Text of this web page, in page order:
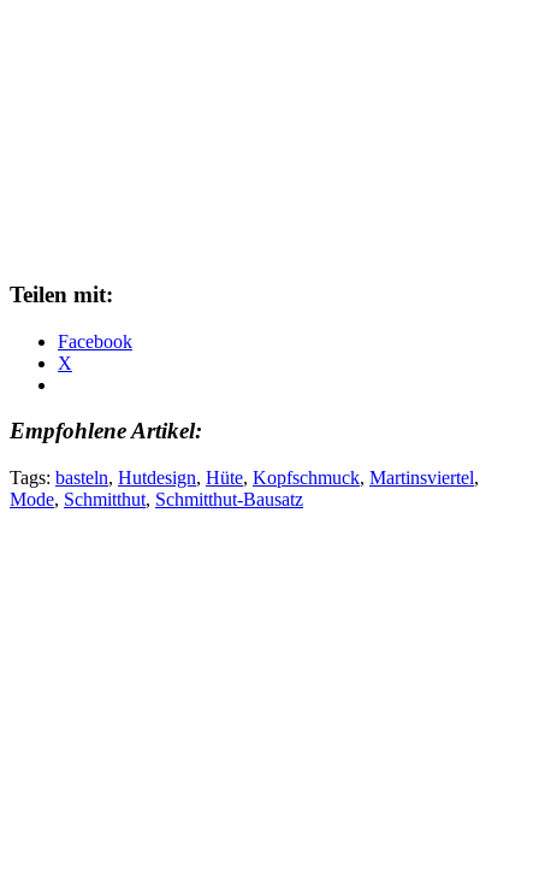
Teilen mit:
Facebook
X
Empfohlene Artikel:
Tags: basteln, Hutdesign, Hüte, Kopfschmuck, Martinsviertel,
Mode, Schmitthut, Schmitthut-Bausatz